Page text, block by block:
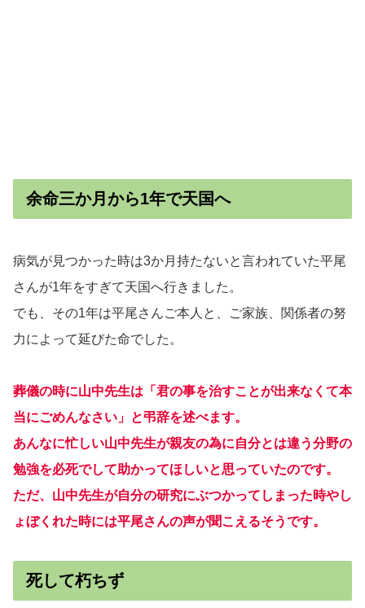
余命三か月から1年で天国へ
病気が見つかった時は3か月持たないと言われていた平尾
さんが1年をすぎて天国へ行きました。
でも、その1年は平尾さんご本人と、ご家族、関係者の努
力によって延びた命でした。
葬儀の時に山中先生は「君の事を治すことが出来なくて本
当にごめんなさい」と弔辞を述べます。
あんなに忙しい山中先生が親友の為に自分とは違う分野の
勉強を必死でして助かってほしいと思っていたのです。
ただ、山中先生が自分の研究にぶつかってしまった時やし
ょぼくれた時には平尾さんの声が聞こえるそうです。
死して朽ちず